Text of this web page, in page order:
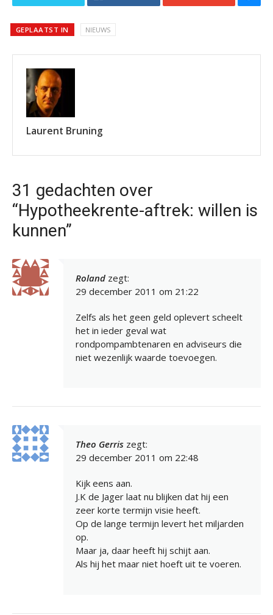
GEPLAATST IN NIEUWS
Laurent Bruning
31 gedachten over
“Hypotheekrente-aftrek: willen is
kunnen”
Roland zegt:
29 december 2011 om 21:22
Zelfs als het geen geld oplevert scheelt
het in ieder geval wat
rondpompambtenaren en adviseurs die
niet wezenlijk waarde toevoegen.
Theo Gerris zegt:
29 december 2011 om 22:48
Kijk eens aan.
J.K de Jager laat nu blijken dat hij een
zeer korte termijn visie heeft.
Op de lange termijn levert het miljarden
op.
Maar ja, daar heeft hij schijt aan.
Als hij het maar niet hoeft uit te voeren.